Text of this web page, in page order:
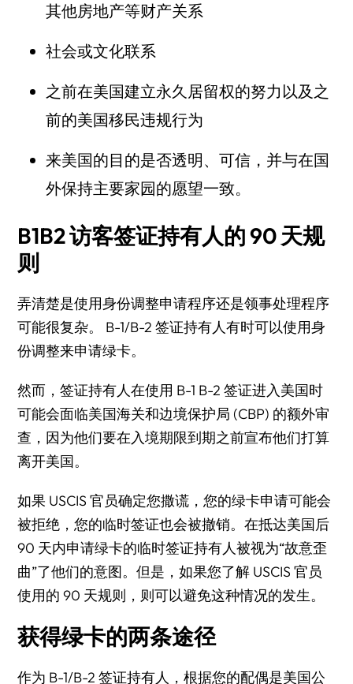
其他房地产等财产关系
社会或文化联系
之前在美国建立永久居留权的努力以及之
前的美国移民违规行为
来美国的目的是否透明、可信，并与在国
外保持主要家园的愿望一致。
B1B2 访客签证持有人的 90 天规
则
弄清楚是使用身份调整申请程序还是领事处理程序
可能很复杂。 B-1/B-2 签证持有人有时可以使用身
份调整来申请绿卡。
然而，签证持有人在使用 B-1 B-2 签证进入美国时
可能会面临美国海关和边境保护局 (CBP) 的额外审
查，因为他们要在入境期限到期之前宣布他们打算
离开美国。
如果 USCIS 官员确定您撒谎，您的绿卡申请可能会
被拒绝，您的临时签证也会被撤销。在抵达美国后
90 天内申请绿卡的临时签证持有人被视为“故意歪
曲”了他们的意图。但是，如果您了解 USCIS 官员
使用的 90 天规则，则可以避免这种情况的发生。
获得绿卡的两条途径
作为 B-1/B-2 签证持有人，根据您的配偶是美国公